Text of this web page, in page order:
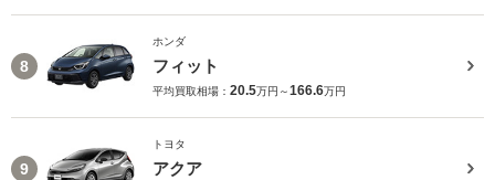
8
ホンダ
フィット
平均買取相場： 20.5万円～166.6万円
9
トヨタ
アクア